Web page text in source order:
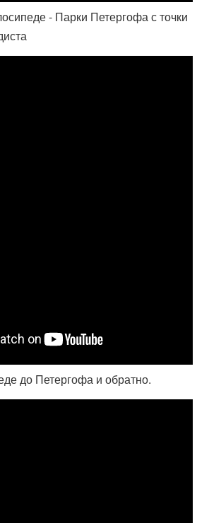
- Парки Петергофа с точки
до Петергофа и обратно.